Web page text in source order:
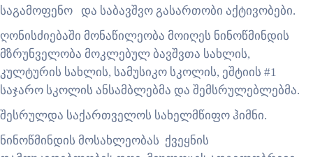
საგამოფენო და საბავშვო გასართობი აქტივობები.
ღონისძიებაში მონაწილეობა მოიღეს ნინოწმინდის
მზრუნველობა მოკლებულ ბავშვთა სახლის,
კულტურის სახლის, სამუსიკო სკოლის, ეშტიის #1
საჯარო სკოლის ანსამბლებმა და შემსრულებლებმა.
შესრულდა საქართველოს სახელმწიფო ჰიმნი.
ნინოწმინდის მოსახლეობას ქვეყნის